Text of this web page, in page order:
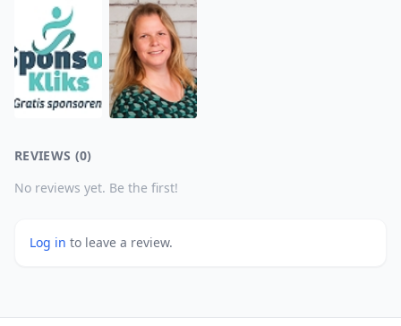
REVIEWS (0)
No reviews yet. Be the first!
Log in to leave a review.